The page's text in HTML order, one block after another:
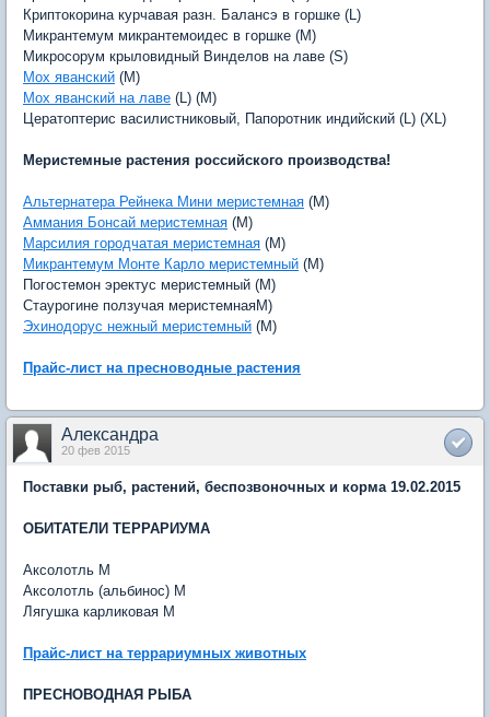
Криптокорина курчавая разн. Балансэ в горшке (L)
Микрантемум микрантемоидес в горшке (M)
Микросорум крыловидный Винделов на лаве (S)
Мох яванский (M)
Мох яванский на лаве (L) (M)
Цератоптерис василистниковый, Папоротник индийский (L) (XL)
Меристемные растения российского производства!
Альтернатера Рейнека Мини меристемная (M)
Аммания Бонсай меристемная (M)
Марсилия городчатая меристемная (M)
Микрантемум Монте Карло меристемный (M)
Погостемон эректус меристемный (M)
Стаурогине ползучая меристемнаяM)
Эхинодорус нежный меристемный (M)
Прайс-лист на пресноводные растения
Александра
20 фев 2015
Поставки рыб, растений, беспозвоночных и корма 19.02.2015
ОБИТАТЕЛИ ТЕРРАРИУМА
Аксолотль M
Аксолотль (альбинос) M
Лягушка карликовая M
Прайс-лист на террариумных животных
ПРЕСНОВОДНАЯ РЫБА